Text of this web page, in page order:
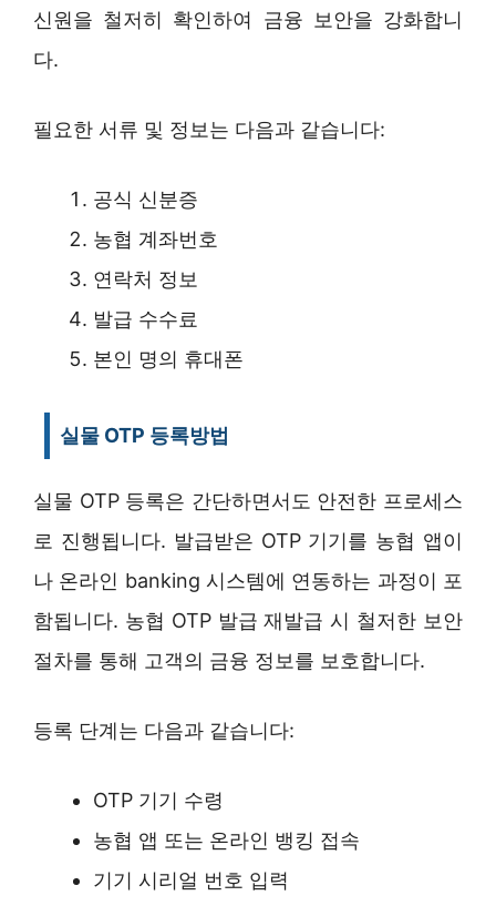
신원을 철저히 확인하여 금융 보안을 강화합니
다.
필요한 서류 및 정보는 다음과 같습니다:
공식 신분증
농협 계좌번호
연락처 정보
발급 수수료
본인 명의 휴대폰
실물 OTP 등록방법
실물 OTP 등록은 간단하면서도 안전한 프로세스
로 진행됩니다. 발급받은 OTP 기기를 농협 앱이
나 온라인 banking 시스템에 연동하는 과정이 포
함됩니다. 농협 OTP 발급 재발급 시 철저한 보안
절차를 통해 고객의 금융 정보를 보호합니다.
등록 단계는 다음과 같습니다:
OTP 기기 수령
농협 앱 또는 온라인 뱅킹 접속
기기 시리얼 번호 입력